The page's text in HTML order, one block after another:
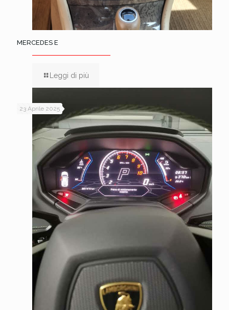
MERCEDES E
Leggi di più
23 Aprile 2025